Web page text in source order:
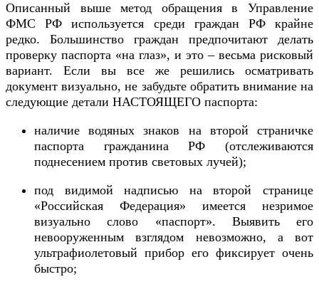
Описанный выше метод обращения в Управление
ФМС РФ используется среди граждан РФ крайне
редко. Большинство граждан предпочитают делать
проверку паспорта «на глаз», и это – весьма рисковый
вариант. Если вы все же решились осматривать
документ визуально, не забудьте обратить внимание на
следующие детали НАСТОЯЩЕГО паспорта:
наличие водяных знаков на второй страничке
паспорта гражданина РФ (отслеживаются
поднесением против световых лучей);
под видимой надписью на второй странице
«Российская Федерация» имеется незримое
визуально слово «паспорт». Выявить его
невооруженным взглядом невозможно, а вот
ультрафиолетовый прибор его фиксирует очень
быстро;